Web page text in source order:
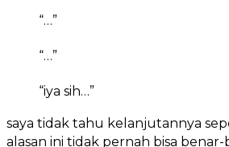
“…”
“…”
“iya sih…”
saya tidak tahu kelanjutannya
alasan ini tidak pernah bisa